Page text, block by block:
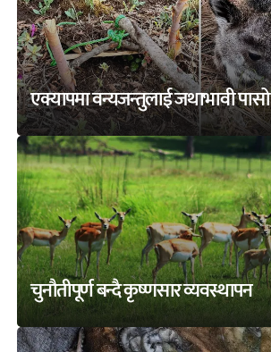
एक्यापमा वन्यजन्तुलाई जथाभावी पासो
चुनौतीपूर्ण बन्दै कृष्णसार व्यवस्थापन